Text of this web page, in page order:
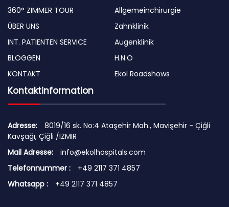
360° ZIMMER TOUR
ÜBER UNS
INT. PATIENTEN SERVICE
BLOGGEN
KONTAKT
Allgemeinchirurgie
Zahnklinik
Augenklinik
H.N.O
Ekol Roadshows
Kontaktinformation
Adresse:
8019/16 sk. No:4 Ataşehir Mah., Mavişehir - Çiğli
Kavşağı, Çiğli /İZMİR
Mail Adresse:
info@ekolhospitals.com
Telefonnummer :
+49 2117 371 4857
Whatsapp :
+49 2117 371 4857